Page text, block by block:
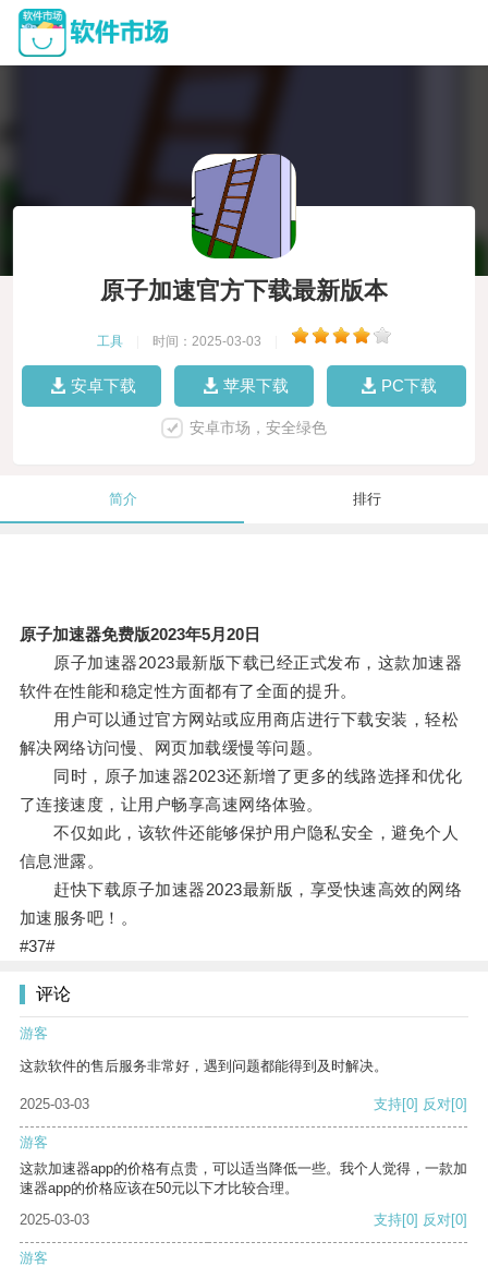
原子加速官方下载最新版本
工具 时间：2025-03-03
安卓下载 苹果下载 PC下载
安卓市场，安全绿色
简介 排行
原子加速器免费版2023年5月20日
原子加速器2023最新版下载已经正式发布，这款加速器
软件在性能和稳定性方面都有了全面的提升。
用户可以通过官方网站或应用商店进行下载安装，轻松
解决网络访问慢、网页加载缓慢等问题。
同时，原子加速器2023还新增了更多的线路选择和优化
了连接速度，让用户畅享高速网络体验。
不仅如此，该软件还能够保护用户隐私安全，避免个人
信息泄露。
赶快下载原子加速器2023最新版，享受快速高效的网络
加速服务吧！。
#37#
评论
游客
这款软件的售后服务非常好，遇到问题都能得到及时解决。
2025-03-03 支持[0] 反对[0]
游客
这款加速器app的价格有点贵，可以适当降低一些。我个人觉得，一款加
速器app的价格应该在50元以下才比较合理。
2025-03-03
支持[0] 反对[0]
游客